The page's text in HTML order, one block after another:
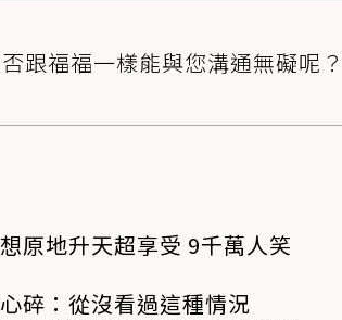
跟福福一樣能與您溝通無礙呢
原地升天超享受 9千萬人笑
碎：從沒看過這種情況